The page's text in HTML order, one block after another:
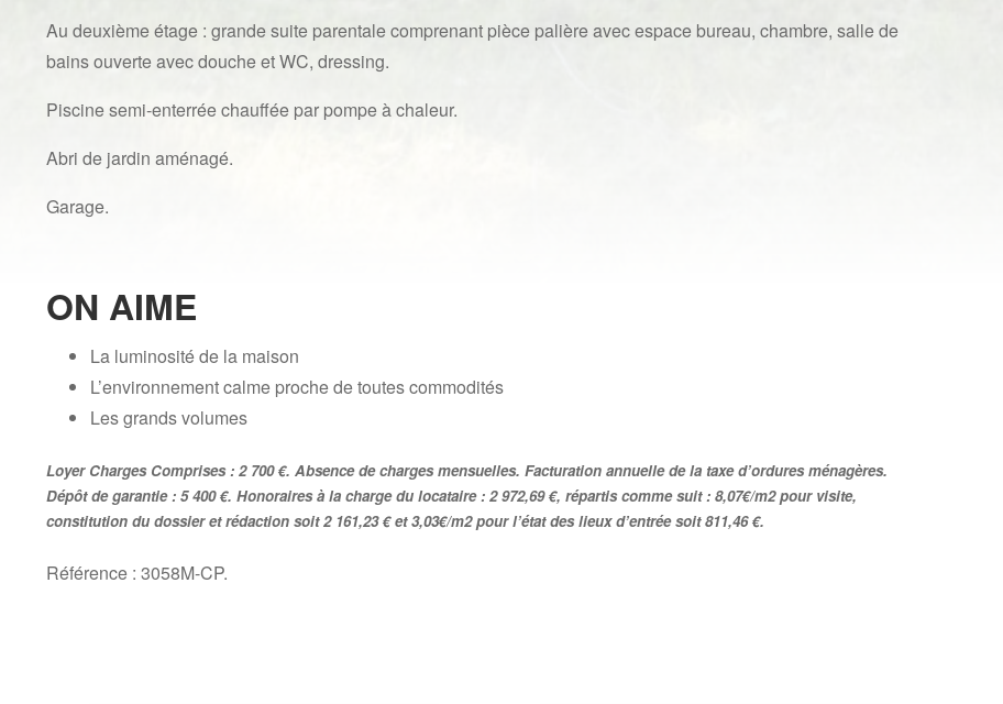
Au deuxième étage : grande suite parentale comprenant pièce palière avec espace bureau, chambre, salle de
bains ouverte avec douche et WC, dressing.
Piscine semi-enterrée chauffée par pompe à chaleur.
Abri de jardin aménagé.
Garage.
ON AIME
La luminosité de la maison
L’environnement calme proche de toutes commodités
Les grands volumes
Loyer Charges Comprises : 2 700 €. Absence de charges mensuelles. Facturation annuelle de la taxe d’ordures ménagères.
Dépôt de garantie : 5 400 €. Honoraires à la charge du locataire : 2 972,69 €, répartis comme suit : 8,07€/m2 pour visite,
constitution du dossier et rédaction soit 2 161,23 € et 3,03€/m2 pour l’état des lieux d’entrée soit 811,46 €.
Référence : 3058M-CP.